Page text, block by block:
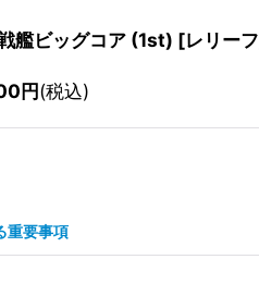
戦艦ビッグコア (1st) [レリ
円(税込)
重要事項